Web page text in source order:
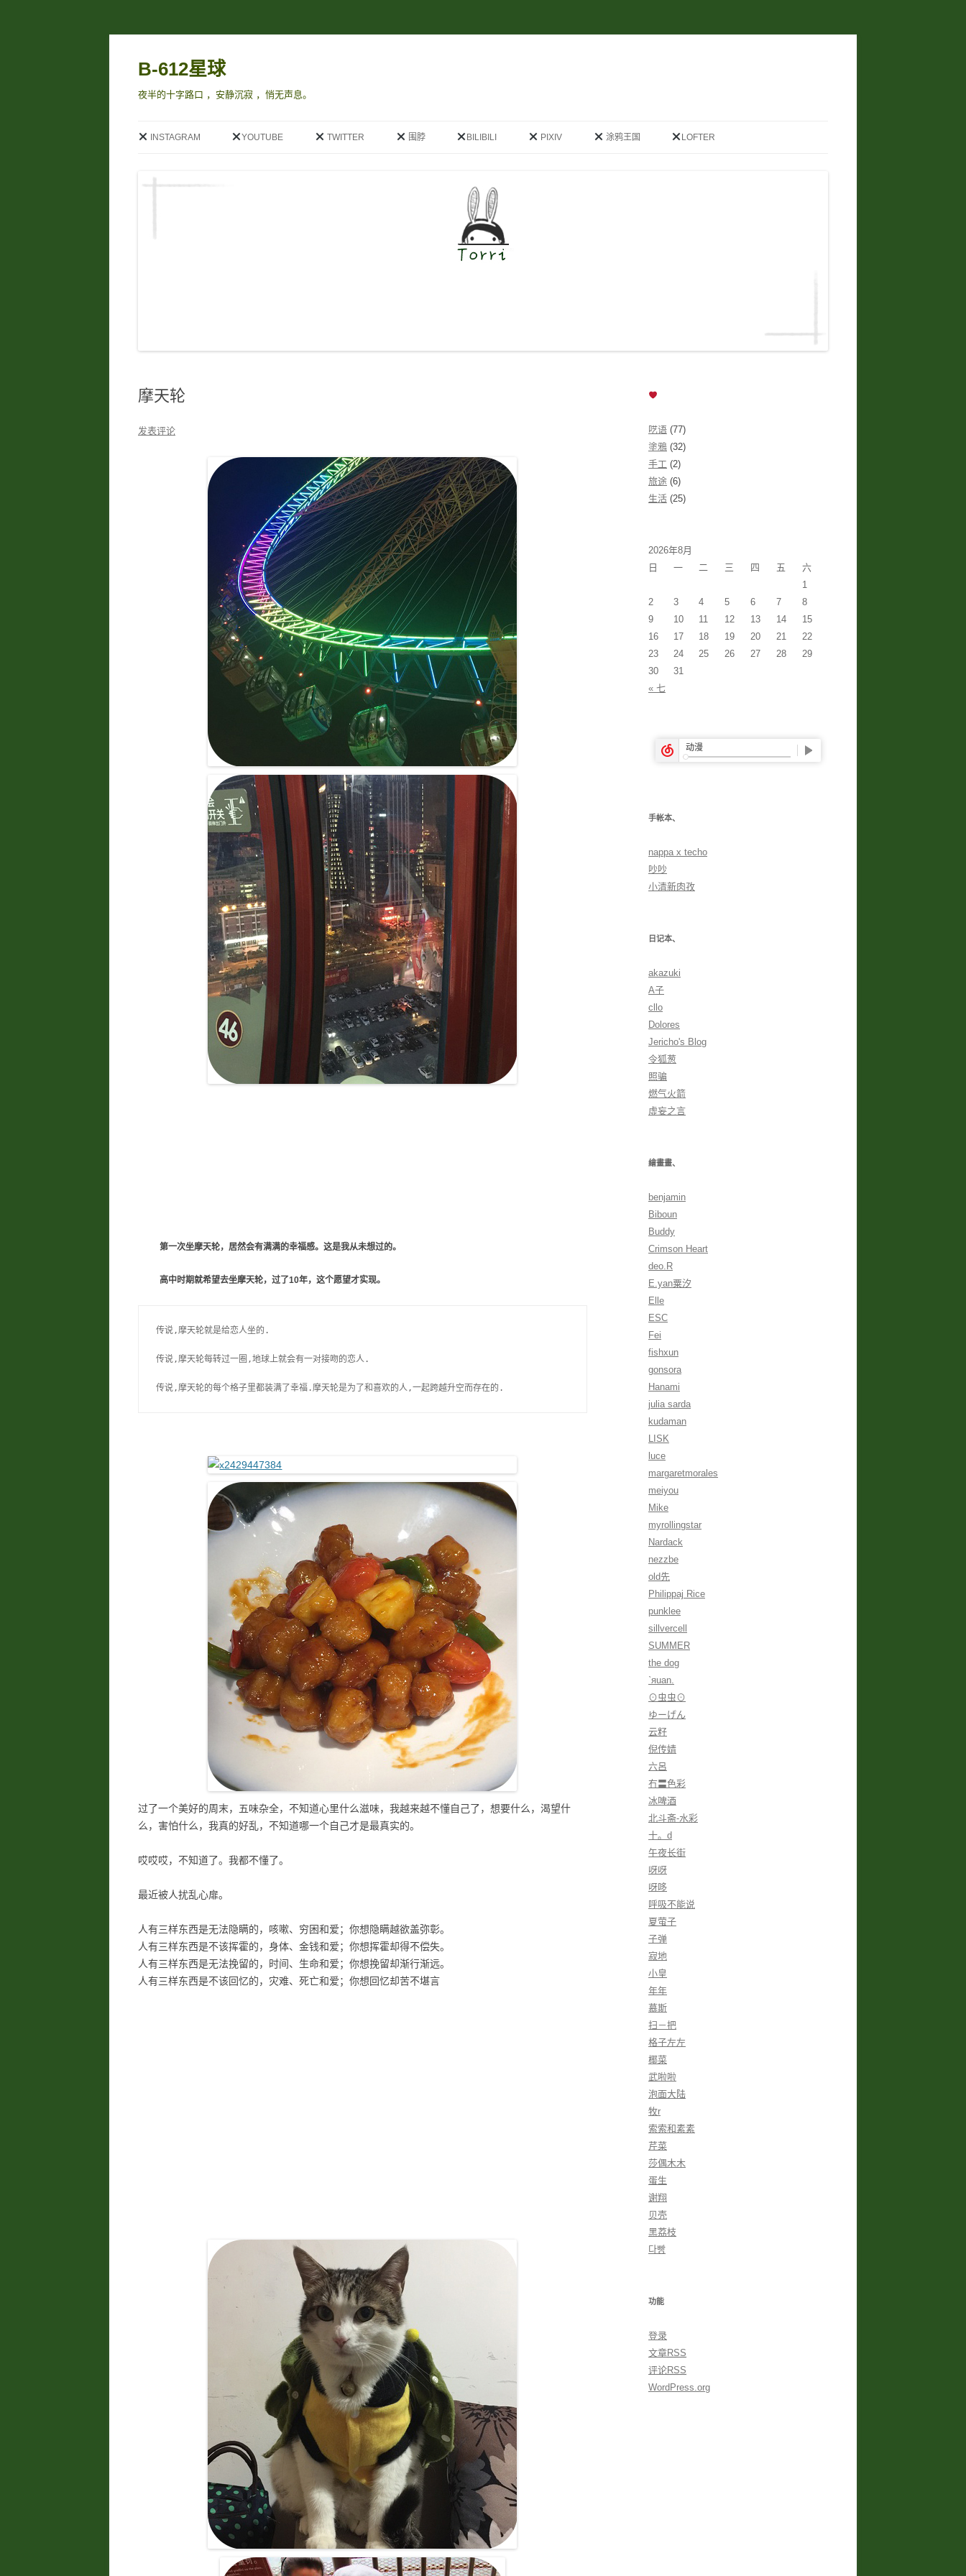
B-612星球
夜半的十字路口 ，安静沉寂 ，悄无声息。
至
INSTAGRAM YOUTUBE TWITTER 围脖 BILIBILI PIXIV 涂鸦王国 LOFTER
摩天轮
发表评论
第一次坐摩天轮，居然会有满满的幸福感。这是我从未想过的。
高中时期就希望去坐摩天轮，过了10年，这个愿望才实现。
传说,摩天轮就是给恋人坐的.
传说,摩天轮每转过一圈,地球上就会有一对接吻的恋人.
传说,摩天轮的每个格子里都装满了幸福.摩天轮是为了和喜欢的人,一起跨越升空而存在的.
过了一个美好的周末，五味杂全，不知道心里什么滋味，我越来越不懂自己了，想要什么，渴望什
么，害怕什么，我真的好乱，不知道哪一个自己才是最真实的。
哎哎哎，不知道了。我都不懂了。
最近被人扰乱心扉。
人有三样东西是无法隐瞒的，咳嗽、穷困和爱；你想隐瞒越欲盖弥彰。
人有三样东西是不该挥霍的，身体、金钱和爱；你想挥霍却得不偿失。
人有三样东西是无法挽留的，时间、生命和爱；你想挽留却渐行渐远。
人有三样东西是不该回忆的，灾难、死亡和爱；你想回忆却苦不堪言
呓语 (77)
塗鴉 (32)
手工 (2)
旅途 (6)
生活 (25)
2026年8月
日
一 二 三 四 五 六
« 七
1
2
3 4 5 6 7
8
9
10 11 12 13 14
15
16
17 18 19 20 21
22
23
24 25 26 27 28
29
30
31
手帐本、
nappa x techo
吵吵
小清新肉孜
日记本、
akazuki
A子
cllo
Dolores
Jericho's Blog
令狐葱
照骗
燃气火箭
虛妄之言
繪畫畫、
benjamin
Biboun
Buddy
Crimson Heart
deo.R
E.yan粟汐
Elle
ESC
Fei
fishxun
gonsora
Hanami
julia sarda
kudaman
LISK
luce
margaretmorales
meiyou
Mike
myrollingstar
Nardack
nezzbe
old先
Philippaj Rice
punklee
sillvercell
SUMMER
the dog
ˋяuan.
⊙虫虫⊙
ゆーげん
云籽
倪传婧
六呂
冇〓色彩
冰啤酒
北斗斋-水彩
十。d
午夜长街
呀呀
呀哆
呼吸不能说
夏萤子
子弹
寂地
小皇
年年
慕斯
扫－把
格子左左
椰菜
武啦啦
泡面大陆
牧r
索索和素素
芹菜
莎偶木木
蛋生
谢翔
贝壳
黑荔枝
다빵
功能
登录
文章RSS
评论RSS
WordPress.org